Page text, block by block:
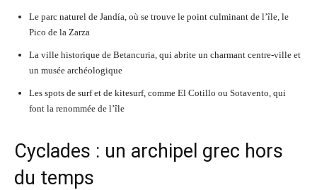
Le parc naturel de Jandía, où se trouve le point culminant de l’île, le
Pico de la Zarza
La ville historique de Betancuria, qui abrite un charmant centre-ville et
un musée archéologique
Les spots de surf et de kitesurf, comme El Cotillo ou Sotavento, qui
font la renommée de l’île
Cyclades : un archipel grec hors
du temps